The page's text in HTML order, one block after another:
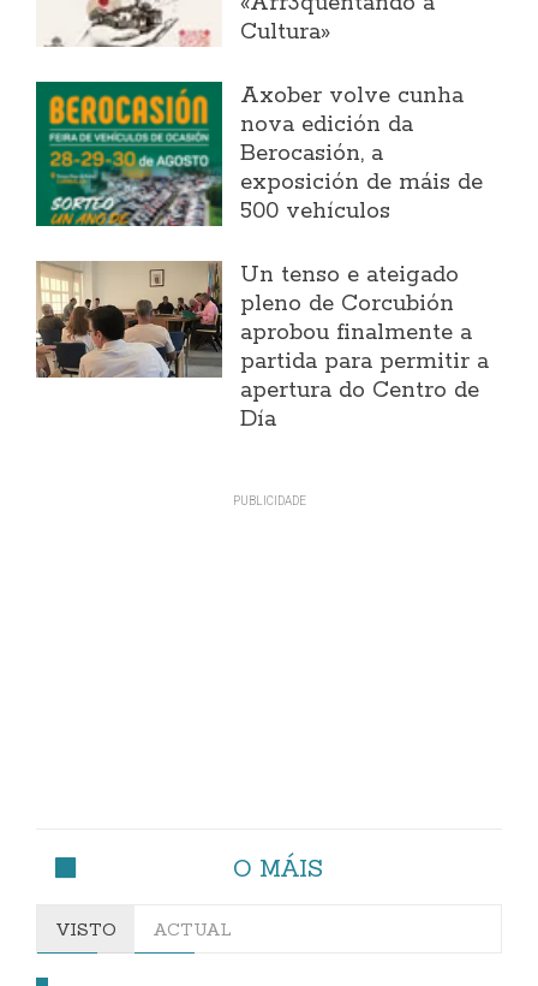
Cultura»
Axober volve cunha
nova edición da
Berocasión, a
exposición de máis de
500 vehículos
Un tenso e ateigado
pleno de Corcubión
aprobou finalmente a
partida para permitir a
apertura do Centro de
Día
O MÁIS
VISTO ACTUAL